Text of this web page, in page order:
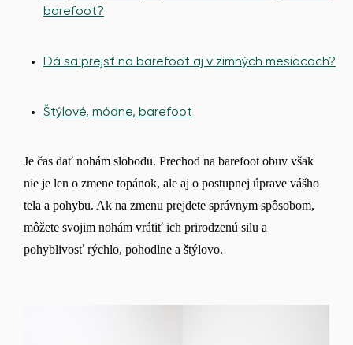
barefoot?
Dá sa prejsť na barefoot aj v zimných mesiacoch?
Štýlové, módne, barefoot
Je čas dať nohám slobodu. Prechod na barefoot obuv však
nie je len o zmene topánok, ale aj o postupnej úprave vášho
tela a pohybu. Ak na zmenu prejdete správnym spôsobom,
môžete svojim nohám vrátiť ich prirodzenú silu a
pohyblivosť rýchlo, pohodlne a štýlovo.